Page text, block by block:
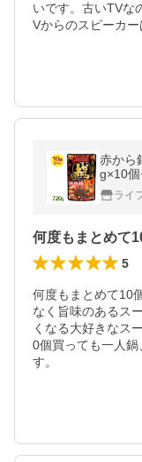
いです。古いTVな
Vからのスピーカー
赤から
g×10個
き イチ
ライ
5
何度もまとめて10
なく旨味のあるス
くなる大好きなス
0個買っても一人
す。